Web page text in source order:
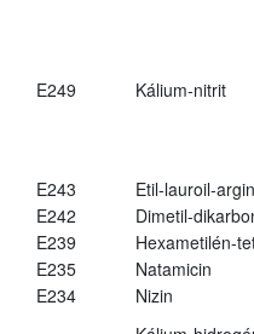
E249 Kálium-nitrit
E243
Etil-lauroil-
E242
Dimetil-
E239
Hexametilén-
E235
Natamicin
E234
Nizin